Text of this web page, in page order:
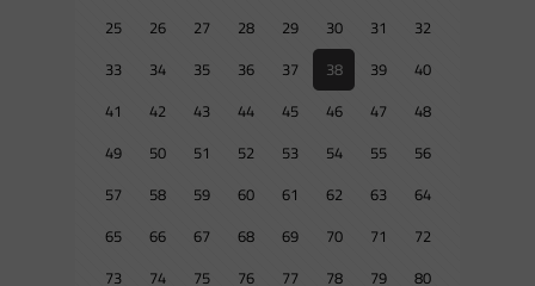
25
26 27 28 29 30 31
32
33
34 35 36 37 38 39
40
41
42 43 44 45 46 47
48
49
50 51 52 53 54 55
56
57
58 59 60 61 62 63
64
65
66 67 68 69 70 71
72
73
74 75 76 77 78 79
80